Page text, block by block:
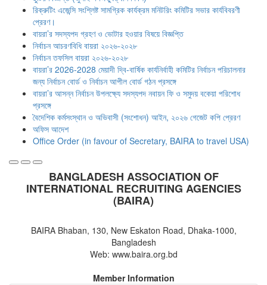
রিক্রুটিং এজেন্সি সংশ্লিষ্ট সামগ্রিক কার্যক্রম মনিটরিং কমিটির সভার কার্যবিবরণী
প্রেরণ।
বায়রা’র সদস্যপদ গ্রহণ ও ভোটার হওয়ার বিষয়ে বিজ্ঞপ্তি
নির্বাচন আচরণবিধি বায়রা ২০২৬-২০২৮
নির্বাচন তফসিল বায়রা ২০২৬-২০২৮
বায়রা’র 2026-2028 মেয়াদী দ্বি-বার্ষিক কার্যনির্বাহী কমিটির নির্বাচন পরিচালনার
জন্য নির্বাচন বোর্ড ও নির্বাচন আপীল বোর্ড গঠন প্রসঙ্গে
বায়রা’র আসন্ন নির্বাচন উপলক্ষ্যে সদস্যপদ নবায়ন ফি ও সমুদয় বকেয়া পরিশোধ
প্রসঙ্গে
বৈদেশিক কর্মসংস্থান ও অভিবাসী (সংশোধন) আইন, ২০২৬ গেজেট কপি প্রেরণ
অফিস আদেশ
Office Order (in favour of Secretary, BAIRA to travel USA)
BANGLADESH ASSOCIATION OF
INTERNATIONAL RECRUITING AGENCIES
(BAIRA)
BAIRA Bhaban, 130, New Eskaton Road, Dhaka-1000,
Bangladesh
Web: www.baira.org.bd
Member Information